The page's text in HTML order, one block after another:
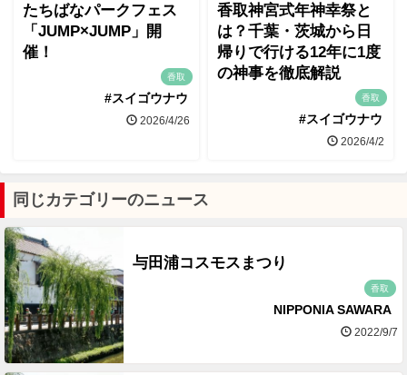
たちばなパークフェス
「JUMP×JUMP」開
催！
香取
#スイゴウナウ
2026/4/26
香取神宮式年神幸祭と
は？千葉・茨城から日
帰りで行ける12年に1度
の神事を徹底解説
香取
#スイゴウナウ
2026/4/2
同じカテゴリーのニュース
与田浦コスモスまつり
香取
NIPPONIA SAWARA
2022/9/7